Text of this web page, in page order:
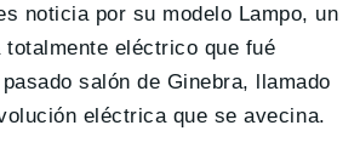
noticia por su modelo Lampo, un
eléctrico que fué
salón de Ginebra, llamado
eléctrica que se avecina.